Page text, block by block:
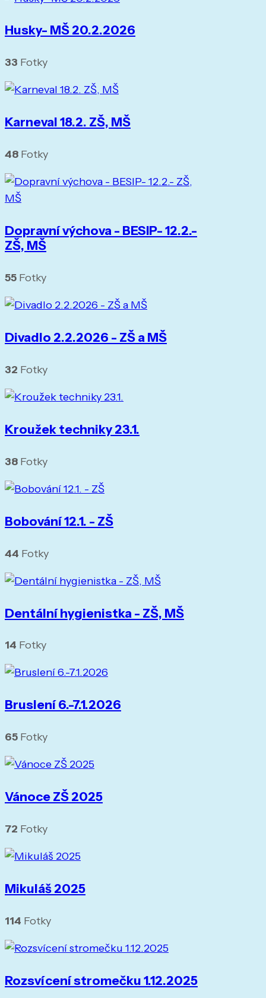
Husky- MŠ 20.2.2026
33 Fotky
Karneval 18.2. ZŠ, MŠ
48 Fotky
Dopravní výchova - BESIP- 12.2.-
ZŠ, MŠ
55 Fotky
Divadlo 2.2.2026 - ZŠ a MŠ
32 Fotky
Kroužek techniky 23.1.
38 Fotky
Bobování 12.1. - ZŠ
44 Fotky
Dentální hygienistka - ZŠ, MŠ
14 Fotky
Bruslení 6.-7.1.2026
65 Fotky
Vánoce ZŠ 2025
72 Fotky
Mikuláš 2025
114 Fotky
Rozsvícení stromečku 1.12.2025